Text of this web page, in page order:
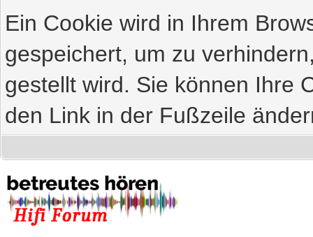
Ein Cookie wird in Ihrem
gespeichert, um zu
gestellt wird. Sie können Ihre
den Link in der Fußzeile